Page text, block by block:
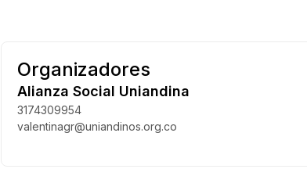
Organizadores
Alianza Social Uniandina
3174309954
valentinagr@uniandinos.org.co